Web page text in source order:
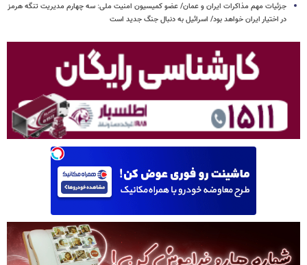
جزئیات مهم مذاکرات ایران و عمان/ عضو کمیسیون امنیت ملی: سه‌ چهارم مدیریت تنگه هرمز
در اختیار ایران خواهد بود/ اسرائیل به دنبال جنگ جدید است